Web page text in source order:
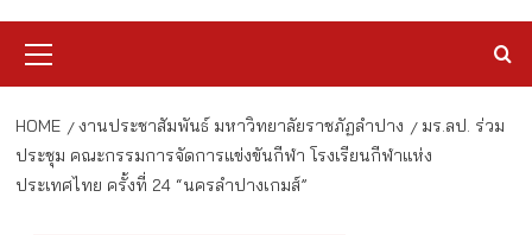
Menu
HOME งานประชาสัมพันธ์ มหาวิทยาลัยราชภัฏลำปาง
มร.ลป. ร่วม
ประชุม คณะกรรมการจัดการแข่งขันกีฬา โรงเรียนกีฬาแห่ง
ประเทศไทย ครั้งที่ 24 “นครลำปางเกมส์”